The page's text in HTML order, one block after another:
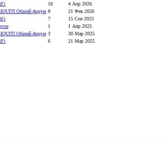
10
4 Апр 2026
Общий форум 8
21 Фев 2026
7
15 Сен 2025
1
1 Апр 2025
Общий форум 3
30 Мар 2025
6
21 Мар 2025